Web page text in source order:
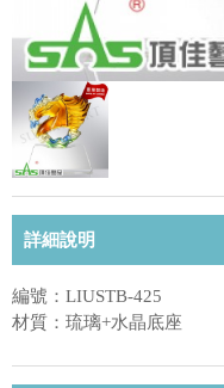
詳細說明
編號：LIUSTB-425
材質：琉璃+水晶底座